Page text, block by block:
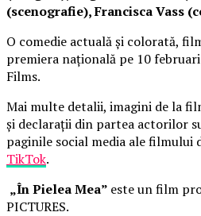
(scenografie), Francisca Vass
O comedie actuală și colorată,
premiera națională pe 10
Films.
Mai multe detalii, imagini de la
și declarații din partea actorilor
paginile social media ale filmului
TikTok.
„În Pielea Mea” este un film
PICTURES.